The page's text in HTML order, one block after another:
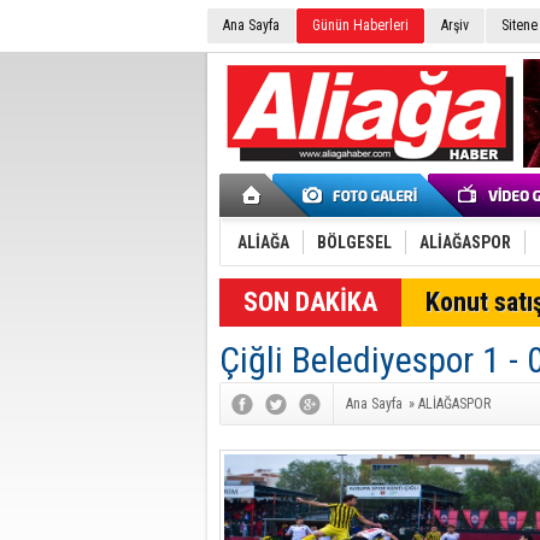
Ana Sayfa Günün Haberleri Arşiv
ALİAĞA BÖLGESEL ALİAĞASPOR
SON DAKİKA Konut
Çiğli Belediyespor 1 -
Ana Sayfa » ALİAĞASPOR